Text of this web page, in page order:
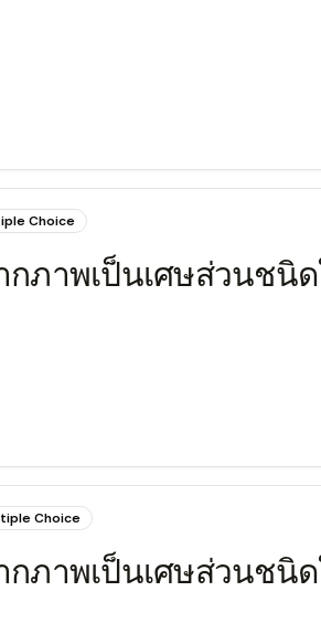
Choice
กภาพเป็นเศษส่วนชนิ
Choice
กภาพเป็นเศษส่วนชนิ